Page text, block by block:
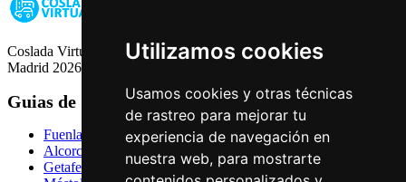
Utilizamos cookies
Usamos cookies y otras técnicas
de rastreo para mejorar tu
experiencia de navegación en
nuestra web, para mostrarte
Coslada Virtual: Guia de Empresas, Ocio y Servicios de Coslada,
Madrid 2026
Guias de Ciudades
Fuenlabrada
Alcorcón
Getafe